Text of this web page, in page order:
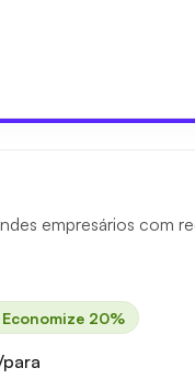
empresários com
Economize 20%